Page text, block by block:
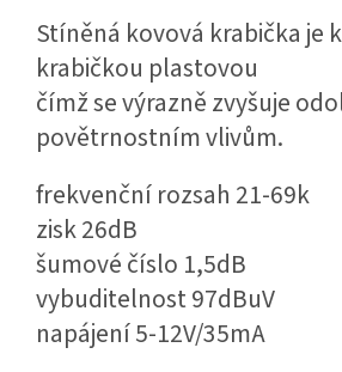
Stíněná kovová krabička je
krabičkou plastovou
čímž se výrazně zvyšuje
povětrnostním vlivům.
frekvenční rozsah 21-69k
zisk 26dB
šumové číslo 1,5dB
vybuditelnost 97dBuV
napájení 5-12V/35mA